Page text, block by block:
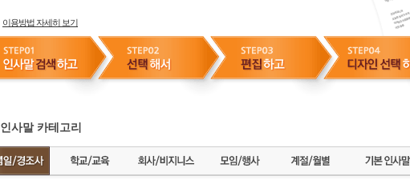
이용방법 자세히 보기
인사말 카테고리